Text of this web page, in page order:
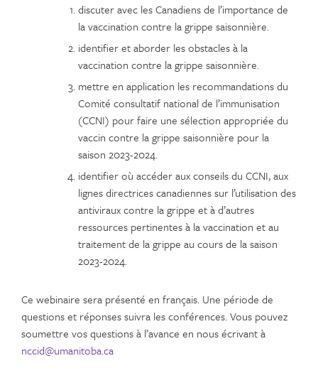
discuter avec les Canadiens de l’importance de
la vaccination contre la grippe saisonnière.
identifier et aborder les obstacles à la
vaccination contre la grippe saisonnière.
mettre en application les recommandations du
Comité consultatif national de l’immunisation
(CCNI) pour faire une sélection appropriée du
vaccin contre la grippe saisonnière pour la
saison 2023-2024.
identifier où accéder aux conseils du CCNI, aux
lignes directrices canadiennes sur l’utilisation des
antiviraux contre la grippe et à d’autres
ressources pertinentes à la vaccination et au
traitement de la grippe au cours de la saison
2023-2024.
Ce webinaire sera présenté en français. Une période de
questions et réponses suivra les conférences. Vous pouvez
soumettre vos questions à l’avance en nous écrivant à
nccid@umanitoba.ca